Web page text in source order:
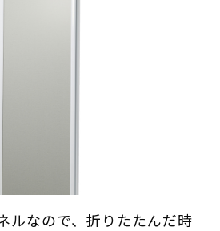
ルなので、折りたたんだ時